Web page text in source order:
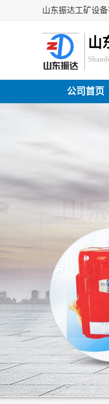
山
公司首页